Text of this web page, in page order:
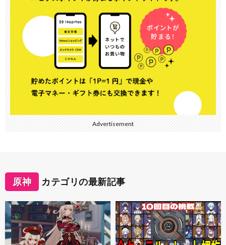
Advertisement
原神 カテゴリの最新記事